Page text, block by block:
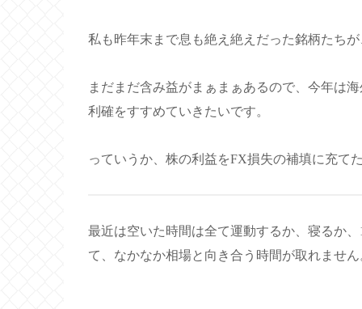
私も昨年末まで息も絶え絶えだった銘柄たち
まだまだ含み益がまぁまぁあるので、今年は
利確をすすめていきたいです。
っていうか、株の利益をFX損失の補填に充て
最近は空いた時間は全て運動するか、寝るか
て、なかなか相場と向き合う時間が取れません